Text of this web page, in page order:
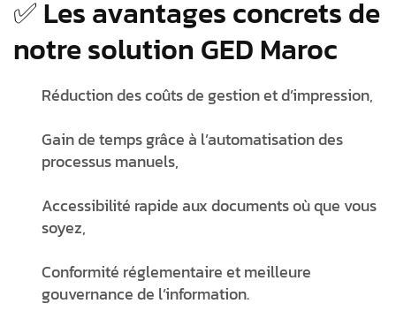
✅ Les avantages concrets de
notre solution GED Maroc
Réduction des coûts de gestion et d’impression,
Gain de temps grâce à l’automatisationdes
processus manuels,
Accessibilité rapideaux documents où que vous
soyez,
Conformité réglementaireet meilleure
gouvernance de l’information.